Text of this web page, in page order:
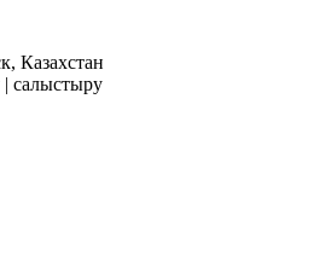
Казахстан
| салыстыру